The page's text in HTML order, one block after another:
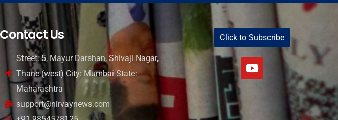
Contact Us
Street: 5, Mayur Darshan, Shivaji Nagar,
Thane (west) City: Mumbai State:
Maharashtra
support@nirvaynews.com
Click to Subscribe